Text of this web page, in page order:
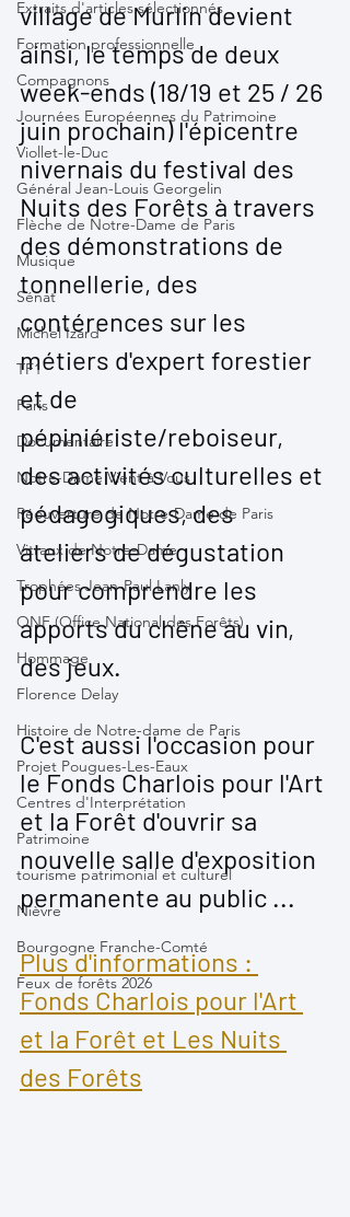
Extraits d'articles sélectionnés
Formation professionnelle
Compagnons
Journées Européennes du Patrimoine
Viollet-le-Duc
Général Jean-Louis Georgelin
Flèche de Notre-Dame de Paris
Musique
Sénat
Michel Izard
TF1
Paris
Documentaire
Notre-Dame Vient à Vous
Réouverture de Notre-Dame de Paris
Vitraux de Notre-Dame
Trophées Jean-Paul Lanly
ONF (Office National des Forêts)
Hommage
Florence Delay
Histoire de Notre-dame de Paris
Projet Pougues-Les-Eaux
Centres d'Interprétation
Patrimoine
tourisme patrimonial et culturel
Nièvre
Bourgogne Franche-Comté
Feux de forêts 2026
village de Murlin devient
ainsi, le temps de deux
week-ends (18/19 et 25 / 26
juin prochain) l'épicentre
nivernais du festival des
Nuits des Forêts à travers
des démonstrations de
tonnellerie, des
contérences sur les
métiers d'expert forestier
et de
pépiniériste/reboiseur,
des activités culturelles et
pédagogiques, des
ateliers de dégustation
pour comprendre les
apports du chêne au vin,
des jeux.
C'est aussi l'occasion pour
le Fonds Charlois pour l'Art
et la Forêt d'ouvrir sa
nouvelle salle d'exposition
permanente au public ...
Plus d'informations :
Fonds Charlois pour l'Art
et la Forêt et Les Nuits
des Forêts